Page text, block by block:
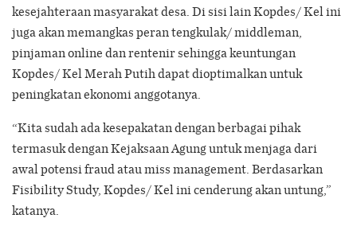
kesejahteraan masyarakat desa. Di sisi lain Kopdes/ Kel ini
juga akan memangkas peran tengkulak/ middleman,
pinjaman online dan rentenir sehingga keuntungan
Kopdes/ Kel Merah Putih dapat dioptimalkan untuk
peningkatan ekonomi anggotanya.
“Kita sudah ada kesepakatan dengan berbagai pihak
termasuk dengan Kejaksaan Agung untuk menjaga dari
awal potensi fraud atau miss management. Berdasarkan
Fisibility Study, Kopdes/ Kel ini cenderung akan untung,”
katanya.